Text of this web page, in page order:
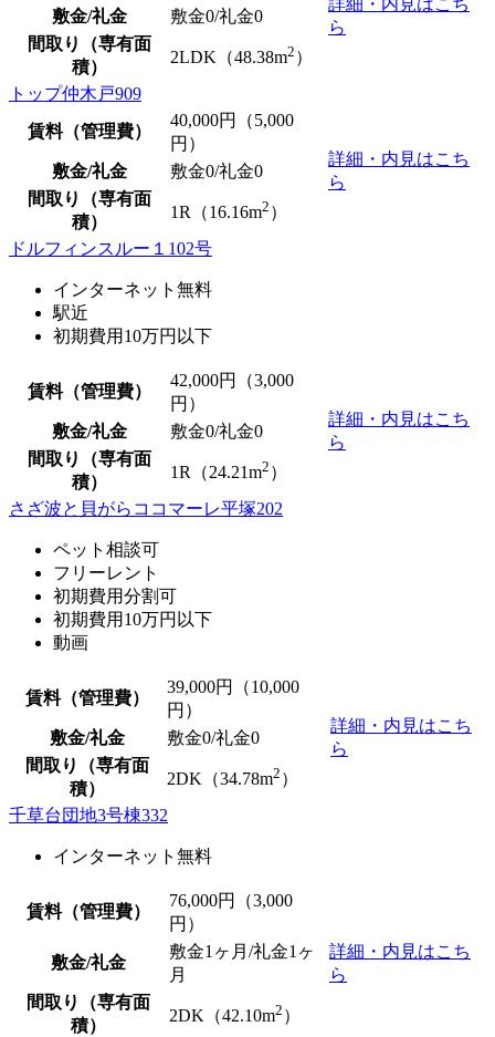
詳細・内見はこち
ら
敷金/礼金 敷金0/礼金0
間取り（専有面
積）
2LDK（48.38m2 ）
トップ仲木戸909
賃料（管理費）
40,000円（5,000
円）
詳細・内見はこち
ら
敷金/礼金 敷金0/礼金0
間取り（専有面
積）
1R（16.16m2 ）
ドルフィンスルー１102号
インターネット無料
駅近
初期費用10万円以下
賃料（管理費）
42,000円（3,000
円）
詳細・内見はこち
ら
敷金/礼金 敷金0/礼金0
間取り（専有面
積）
1R（24.21m2 ）
さざ波と貝がらココマーレ平塚202
ペット相談可
フリーレント
初期費用分割可
初期費用10万円以下
動画
賃料（管理費）
39,000円（10,000
円）
詳細・内見はこち
ら
敷金/礼金 敷金0/礼金0
間取り（専有面
積）
2DK（34.78m2 ）
千草台団地3号棟332
インターネット無料
賃料（管理費）
76,000円（3,000
円）
詳細・内見はこち
ら
敷金/礼金
敷金1ヶ月/礼金1ヶ
月
間取り（専有面
積）
2DK（42.10m2 ）